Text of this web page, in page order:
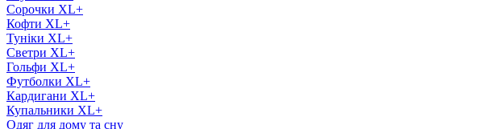
Сорочки XL+
Кофти XL+
Туніки XL+
Светри XL+
Гольфи XL+
Футболки XL+
Кардигани XL+
Купальники XL+
Одяг для дому та сну